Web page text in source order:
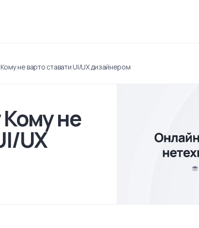
не варто ставати UI/UX дизайнером
Кому не
UX